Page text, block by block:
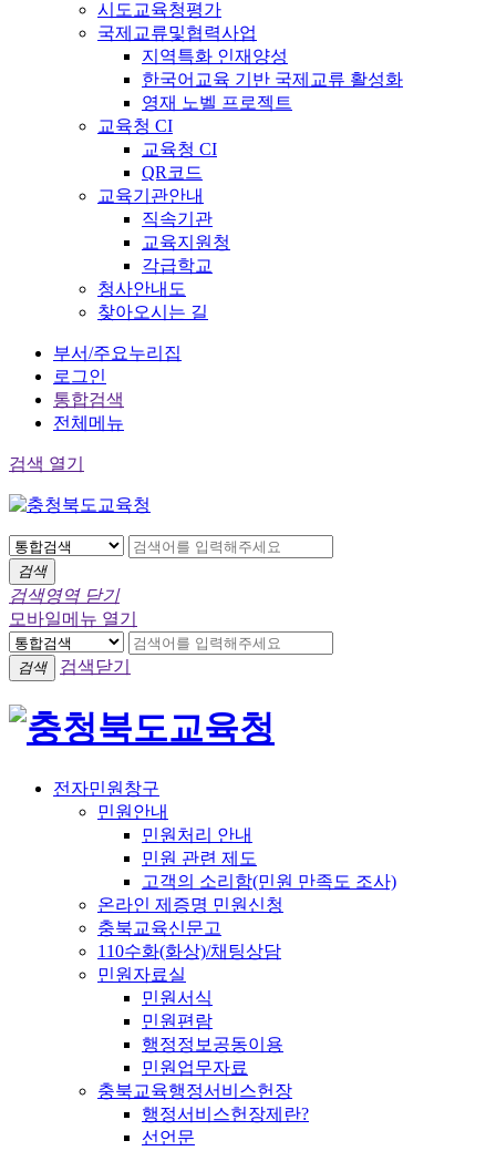
시도교육청평가
국제교류및협력사업
지역특화 인재양성
한국어교육 기반 국제교류 활성화
영재 노벨 프로젝트
교육청 CI
교육청 CI
QR코드
교육기관안내
직속기관
교육지원청
각급학교
청사안내도
찾아오시는 길
부서/주요누리집
로그인
통합검색
전체메뉴
검색 열기
검색
검색영역 닫기
모바일메뉴 열기
검색 검색닫기
전자민원창구
민원안내
민원처리 안내
민원 관련 제도
고객의 소리함(민원 만족도 조사)
온라인 제증명 민원신청
충북교육신문고
110수화(화상)/채팅상담
민원자료실
민원서식
민원편람
행정정보공동이용
민원업무자료
충북교육행정서비스헌장
행정서비스헌장제란?
선언문